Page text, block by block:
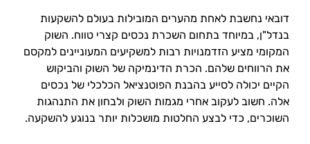
דובאי נחשבת לאחת מהערים המובילות בעולם להשקעות
בנדל"ן, במיוחד בתחום השכרת נכסים קצרי טווח. השוק
המקומי מציע הזדמנויות רבות למשקיעים המעוניינים למקסם
את הרווחים שלהם. הכרת הדינמיקה של השוק והביקוש
הקיים יכולה לסייע בהבנת הפוטנציאל הכלכלי של נכסים
אלה. חשוב לעקוב אחרי מגמות השוק ולבחון את התנהגות
השוכרים, כדי לבצע החלטות מושכלות יותר בנוגע להשקעה.